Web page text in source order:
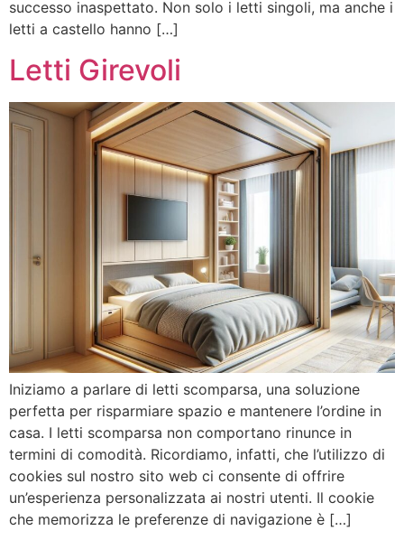
successo inaspettato. Non solo i letti singoli, ma anche i
letti a castello hanno […]
Letti Girevoli
Iniziamo a parlare di letti scomparsa, una soluzione
perfetta per risparmiare spazio e mantenere l’ordine in
casa. I letti scomparsa non comportano rinunce in
termini di comodità. Ricordiamo, infatti, che l’utilizzo di
cookies sul nostro sito web ci consente di offrire
un’esperienza personalizzata ai nostri utenti. Il cookie
che memorizza le preferenze di navigazione è […]